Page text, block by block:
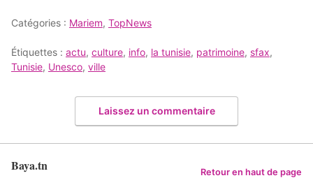
Catégories : Mariem, TopNews
Étiquettes : actu, culture, info, la tunisie, patrimoine, sfax,
Tunisie, Unesco, ville
Laissez un commentaire
Baya.tn Retour en haut de page